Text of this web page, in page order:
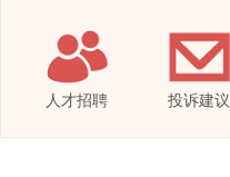
人才招聘 投诉建议